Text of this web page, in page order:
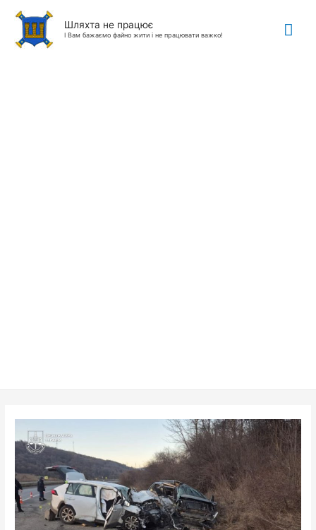
Шляхта не працює
І Вам бажаємо файно жити і не працювати важко!